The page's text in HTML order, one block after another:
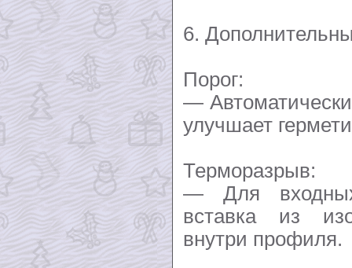
6.
Порог:
—
улучшает
Терморазрыв:
— Для
вставка из
внутри профиля.